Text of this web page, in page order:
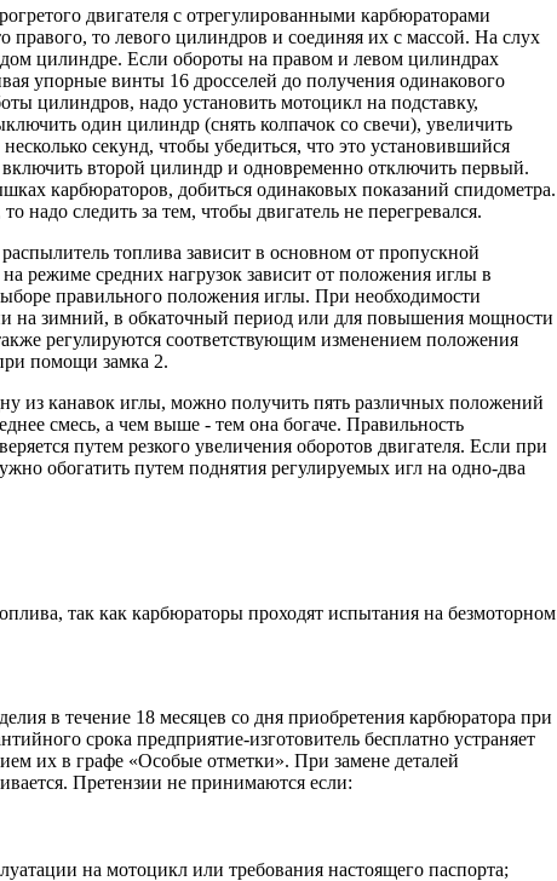
двигателя с отрегулированными карбюраторами
то левого цилиндров и соединяя их с массой. На слух
цилиндре. Если обороты на правом и левом цилиндрах
упорные винты 16 дросселей до получения одинакового
цилиндров, надо установить мотоцикл на подставку,
один цилиндр (снять колпачок со свечи), увеличить
секунд, чтобы убедиться, что это установившийся
второй цилиндр и одновременно отключить первый.
карбюраторов, добиться одинаковых показаний спидометра.
надо следить за тем, чтобы двигатель не перегревался.
топлива зависит в основном от пропускной
режиме средних нагрузок зависит от положения иглы в
правильного положения иглы. При необходимости
на зимний, в обкаточный период или для повышения мощности
регулируются соответствующим изменением положения
помощи замка 2.
из канавок иглы, можно получить пять различных положений
смесь, а чем выше - тем она богаче. Правильность
путем резкого увеличения оборотов двигателя. Если при
обогатить путем поднятия регулируемых игл на одно-два
так как карбюраторы проходят испытания на безмоторном
в течение 18 месяцев со дня приобретения карбюратора при
срока предприятие-изготовитель бесплатно устраняет
их в графе «Особые отметки». При замене деталей
Претензии не принимаются если:
на мотоцикл или требования настоящего паспорта;